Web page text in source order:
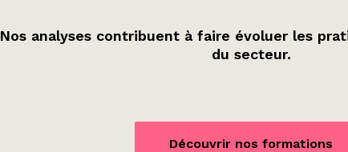
Nos analyses contribuent à faire évoluer les
du secteur.
Découvrir nos formations